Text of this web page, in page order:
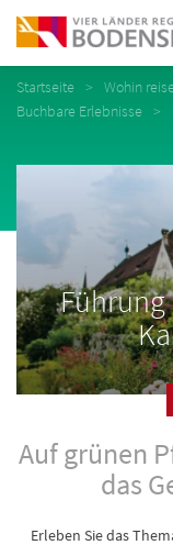
Startseite Wohin
Buchbare Erlebnisse
Auf grünen
das
Erleben Sie das